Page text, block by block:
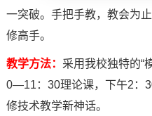
一突破。手把手教，教会为
修高手。
教学方法： 采用我校独特的“
0—11：30理论课，下午2：
修技术教学新神话。